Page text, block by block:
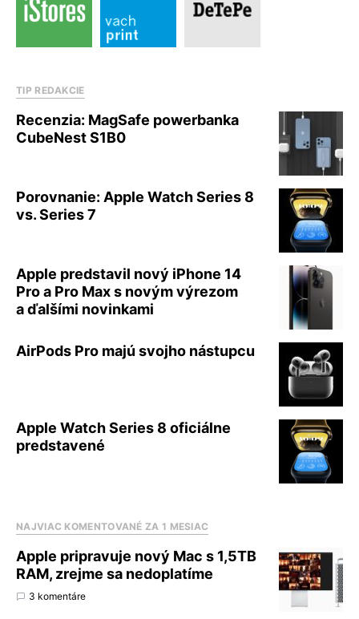
TIP REDAKCIE
Recenzia: MagSafe powerbanka
CubeNest S1B0
Porovnanie: Apple Watch Series 8
vs. Series 7
Apple predstavil nový iPhone 14
Pro a Pro Max s novým výrezom
a ďalšími novinkami
AirPods Pro majú svojho nástupcu
Apple Watch Series 8 oficiálne
predstavené
NAJVIAC KOMENTOVANÉ ZA 1 MESIAC
Apple pripravuje nový Mac s 1,5TB
RAM, zrejme sa nedoplatíme
3 komentáre